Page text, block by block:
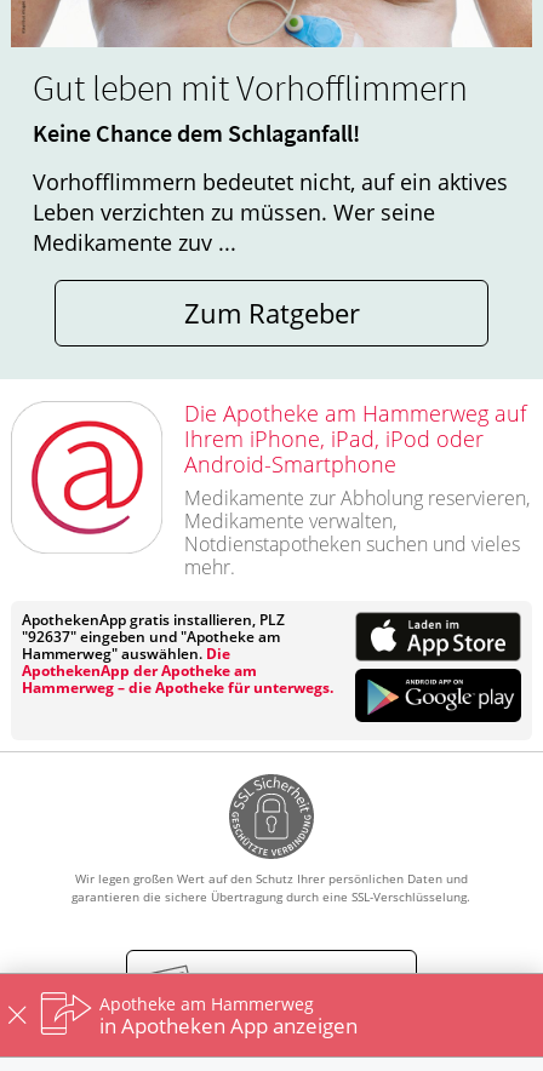
Gut leben mit Vorhofflimmern
Keine Chance dem Schlaganfall!
Vorhofflimmern bedeutet nicht, auf ein aktives
Leben verzichten zu müssen. Wer seine
Medikamente zuv ...
Zum Ratgeber
Die Apotheke am Hammerweg auf
Ihrem iPhone, iPad, iPod oder
Android-Smartphone
Medikamente zur Abholung reservieren,
Medikamente verwalten,
Notdienstapotheken suchen und vieles
mehr.
ApothekenApp gratis installieren, PLZ
"92637" eingeben und "Apotheke am
Hammerweg" auswählen. Die
ApothekenApp der Apotheke am
Hammerweg – die Apotheke für unterwegs.
Wir legen großen Wert auf den Schutz Ihrer persönlichen Daten und
garantieren die sichere Übertragung durch eine SSL-Verschlüsselung.
Vertrag widerrufen
Apotheke am Hammerweg
in Apotheken App anzeigen